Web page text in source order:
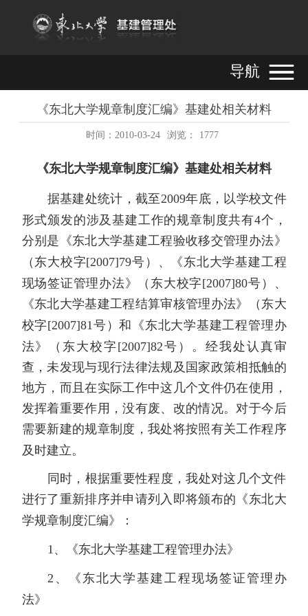
导航
《东北大学规章制度汇编》基建处相关材料
时间：2010-03-24 浏览： 1777
《东北大学规章制度汇编》基建处相关材料
据基建处统计，截至2009年底，以学校文件
形式颁发的涉及基建工作的规章制度共有4个，
分别是《东北大学基建工程验收移交管理办法》
（东大校字[2007]79号）、《东北大学基建工程
现场签证管理办法》（东大校字[2007]80号）、
《东北大学基建工程结算审核管理办法》（东大
校字[2007]81 号）和《东北大学基建工程管理办
法》（东大校字[2007]82号）。经我处认真审
查，未发现与现行法律法规及国家政策相抵触的
地方，而且在实际工作中这几个文件仍在使用，
发挥着重要作用，没有废、改的情况。对于今后
需要新建的规章制度，我处将按照有关工作程序
及时建立。
同时，根据重要性程度，我处对这几个文件
进行了重新排序并申请列入即将颁布的《东北大
学规章制度汇编》：
1 、《东北大学基建工程管理办法》
2 、《东北大学基建工程现场签证管理办
法》